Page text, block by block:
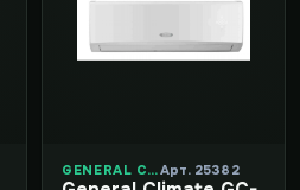
GENERAL CLIMATEАрт. 25382